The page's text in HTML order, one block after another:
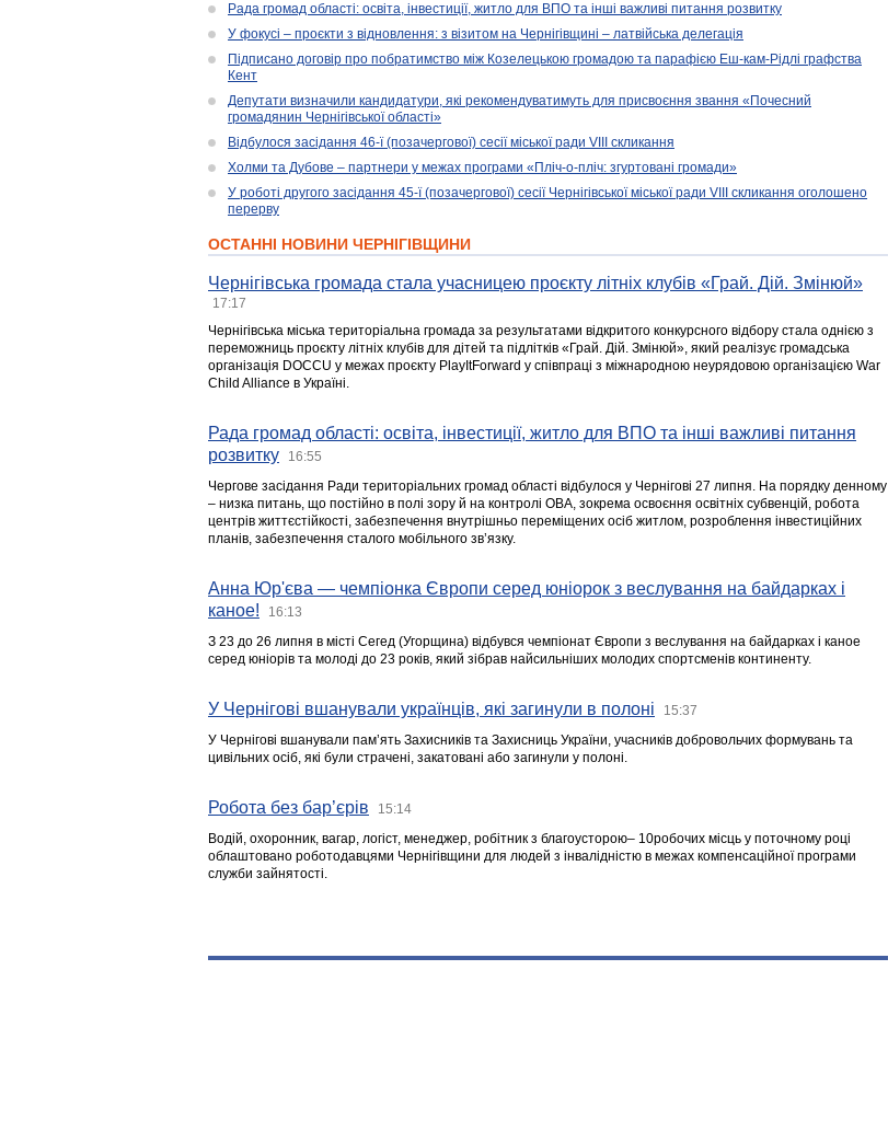
Рада громад області: освіта, інвестиції, житло для ВПО та інші важливі питання розвитку
У фокусі – проєкти з відновлення: з візитом на Чернігівщині – латвійська делегація
Підписано договір про побратимство між Козелецькою громадою та парафією Еш-кам-Рідлі графства
Кент
Депутати визначили кандидатури, які рекомендуватимуть для присвоєння звання «Почесний
громадянин Чернігівської області»
Відбулося засідання 46-ї (позачергової) сесії міської ради VIII скликання
Холми та Дубове – партнери у межах програми «Пліч-о-пліч: згуртовані громади»
У роботі другого засідання 45-ї (позачергової) сесії Чернігівської міської ради VIII скликання оголошено
перерву
ОСТАННІ НОВИНИ ЧЕРНІГІВЩИНИ
Чернігівська громада стала учасницею проєкту літніх клубів «Грай. Дій. Змінюй»
17:17
Чернігівська міська територіальна громада за результатами відкритого конкурсного відбору стала однією з
переможниць проєкту літніх клубів для дітей та підлітків «Грай. Дій. Змінюй», який реалізує громадська
організація DOCCU у межах проєкту PlayItForward у співпраці з міжнародною неурядовою організацією War
Child Alliance в Україні.
Рада громад області: освіта, інвестиції, житло для ВПО та інші важливі питання
розвитку
16:55
Чергове засідання Ради територіальних громад області відбулося у Чернігові 27 липня. На порядку денному
– низка питань, що постійно в полі зору й на контролі ОВА, зокрема освоєння освітніх субвенцій, робота
центрів життєстійкості, забезпечення внутрішньо переміщених осіб житлом, розроблення інвестиційних
планів, забезпечення сталого мобільного зв’язку.
Анна Юр'єва — чемпіонка Європи серед юніорок з веслування на байдарках і
каное!
16:13
З 23 до 26 липня в місті Сегед (Угорщина) відбувся чемпіонат Європи з веслування на байдарках і каное
серед юніорів та молоді до 23 років, який зібрав найсильніших молодих спортсменів континенту.
У Чернігові вшанували українців, які загинули в полоні 15:37
У Чернігові вшанували пам’ять Захисників та Захисниць України, учасників добровольчих формувань та
цивільних осіб, які були страчені, закатовані або загинули у полоні.
Робота без бар’єрів 15:14
Водій, охоронник, вагар, логіст, менеджер, робітник з благоусторою– 10робочих місць у поточному році
облаштовано роботодавцями Чернігівщини для людей з інвалідністю в межах компенсаційної програми
служби зайнятості.